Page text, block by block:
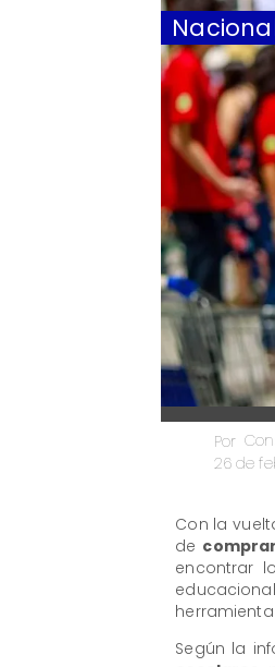
Por
26 de
​Con la
de
encontrar
​Según la